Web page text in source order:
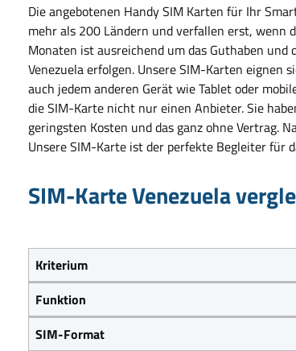
Die angebotenen Handy SIM Karten für Ihr
mehr als 200 Ländern und verfallen erst,
Monaten ist ausreichend um das Guthaben
Venezuela erfolgen. Unsere SIM-Karten eignen
auch jedem anderen Gerät wie Tablet oder
die SIM-Karte nicht nur einen Anbieter. Sie
geringsten Kosten und das ganz ohne Vertrag.
Unsere SIM-Karte ist der perfekte Begleiter für
SIM-Karte Venezuela
Kriterium
Funktion
SIM-Format